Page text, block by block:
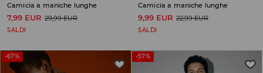
Camicia a maniche lunghe
7,99 EUR 29,99 EUR
SALDI
Camicia a maniche lunghe
9,99 EUR 22,99 EUR
SALDI
-67% -57%